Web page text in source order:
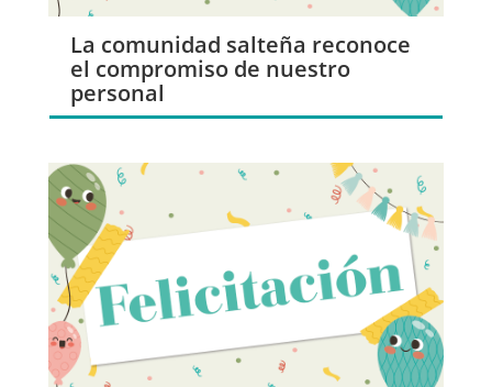
La comunidad salteña reconoce
el compromiso de nuestro
personal